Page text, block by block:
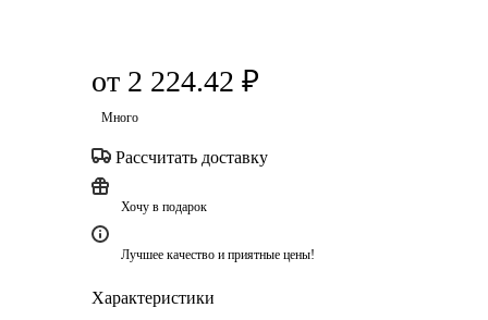
от 2 224.42 ₽
Много
Рассчитать доставку
Хочу в подарок
Лучшее качество и приятные цены!
Характеристики